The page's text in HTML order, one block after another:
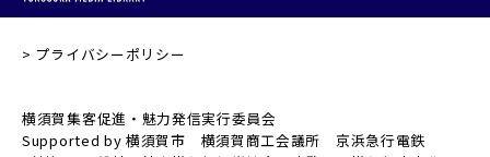
プライバシーポリシー
横須賀集客促進・魅力発信実行委員会
Supported by 横須賀市 横須賀商工会議所 京浜急行電鉄